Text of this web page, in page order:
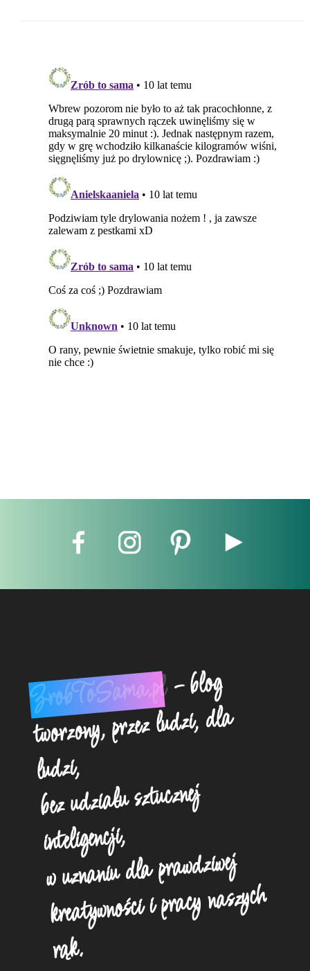
ZrobToSama.pl- blog
tworzony, przez ludzi, dla
ludzi,
bez udziału sztucznej
inteligencji,
w uznaniu dla prawdziwej
kreatywności i pracy naszych
rąk.